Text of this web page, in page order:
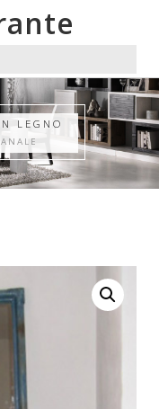
LEGNO